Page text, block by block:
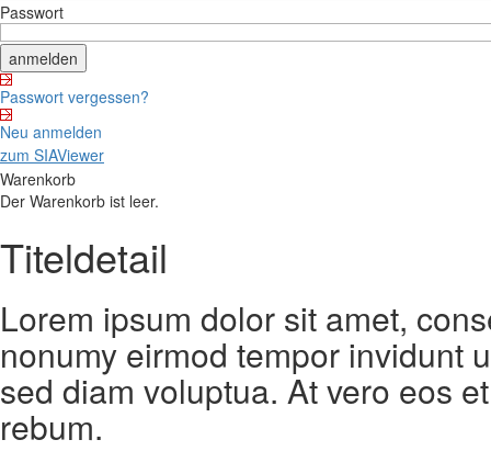
Passwort
Passwort vergessen?
Neu anmelden
zum SIAViewer
Warenkorb
Der Warenkorb ist leer.
Titeldetail
Lorem ipsum dolor sit amet,
nonumy eirmod tempor invidunt
sed diam voluptua. At vero eos
rebum.